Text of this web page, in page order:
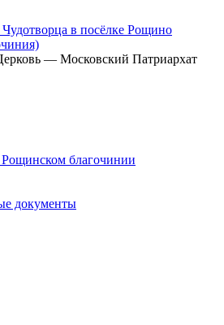
в посёлке Рощино
— Московский Патриархат
благочинии
документы